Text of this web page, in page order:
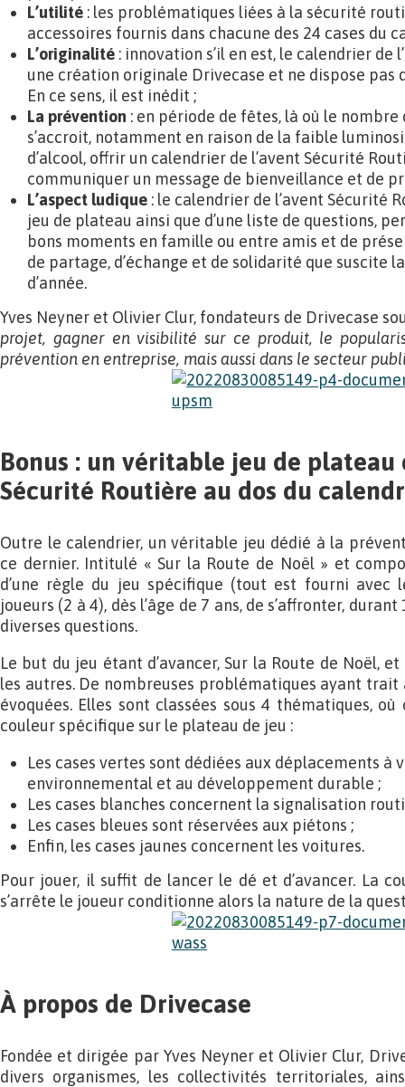
L’utilité : les problématiques liées à la sécurité
accessoires fournis dans chacune des 24 cases du
L’originalité : innovation s’il en est, le calendrier de
une création originale Drivecase et ne dispose pas
En ce sens, il est inédit ;
La prévention : en période de fêtes, là où le nombre
s’accroit, notamment en raison de la faible
d’alcool, offrir un calendrier de l’avent Sécurité
communiquer un message de bienveillance et de
L’aspect ludique : le calendrier de l’avent Sécurité
jeu de plateau ainsi que d’une liste de questions,
bons moments en famille ou entre amis et de
de partage, d’échange et de solidarité que suscite
d’année.
Yves Neyner et Olivier Clur, fondateurs de Drivecase
projet, gagner en visibilité sur ce produit, le
prévention en entreprise, mais aussi dans le secteur
Bonus : un véritable jeu de plateau
Sécurité Routière au dos du
Outre le calendrier, un véritable jeu dédié à la
ce dernier. Intitulé « Sur la Route de Noël » et
d’une règle du jeu spécifique (tout est fourni avec
joueurs (2 à 4), dès l’âge de 7 ans, de s’affronter,
diverses questions.
Le but du jeu étant d’avancer, Sur la Route de Noël,
les autres. De nombreuses problématiques ayant
évoquées. Elles sont classées sous 4 thématiques, où
couleur spécifique sur le plateau de jeu :
Les cases vertes sont dédiées aux déplacements à
environnemental et au développement durable ;
Les cases blanches concernent la signalisation
Les cases bleues sont réservées aux piétons ;
Enfin, les cases jaunes concernent les voitures.
Pour jouer, il suffit de lancer le dé et d’avancer. La
s’arrête le joueur conditionne alors la nature de la
À propos de Drivecase
Fondée et dirigée par Yves Neyner et Olivier Clur,
divers organismes, les collectivités territoriales,